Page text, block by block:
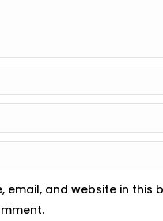
email, and website in this